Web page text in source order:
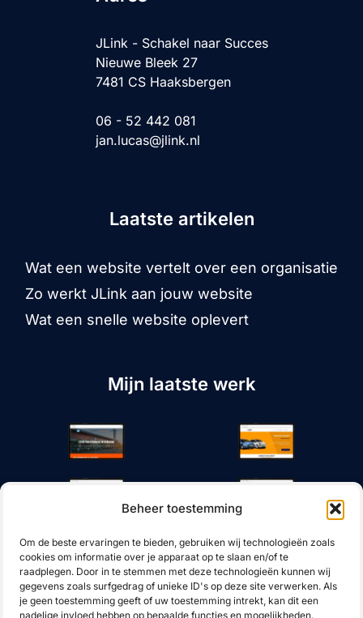
Beheer toestemming
Om de beste ervaringen te bieden, gebruiken wij technologieën zoals
cookies om informatie over je apparaat op te slaan en/of te
raadplegen. Door in te stemmen met deze technologieën kunnen wij
gegevens zoals surfgedrag of unieke ID's op deze site verwerken. Als
je geen toestemming geeft of uw toestemming intrekt, kan dit een
nadelige invloed hebben op bepaalde functies en mogelijkheden.
JLink - Schakel naar Succes
Nieuwe Bleek 27
7481 CS Haaksbergen
06 - 52 442 081
jan.lucas@jlink.nl
Laatste artikelen
Wat een website vertelt over een organisatie
Zo werkt JLink aan jouw website
Wat een snelle website oplevert
Mijn laatste werk